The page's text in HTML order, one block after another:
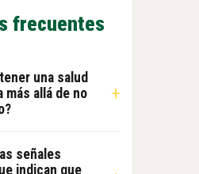
frecuentes
una salud
más allá de no
+
pensar con
señales
indican que